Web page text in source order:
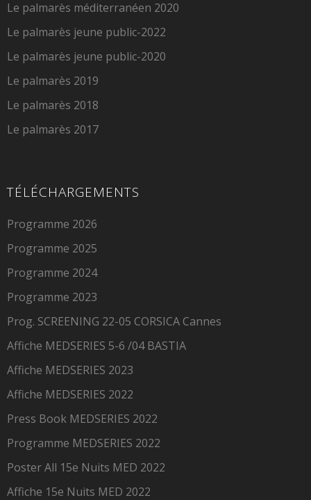
Le palmarès méditerranéen 2020
Le palmarès jeune public-2022
Le palmarès jeune public-2020
Le palmarès 2019
Le palmarès 2018
Le palmarès 2017
TÉLÉCHARGEMENTS
Programme 2026
Programme 2025
Programme 2024
Programme 2023
Prog. SCREENING 22-05 CORSICA Cannes
Affiche MEDSERIES 5-6 /04 BASTIA
Affiche MEDSERIES 2023
Affiche MEDSERIES 2022
Press Book MEDSERIES 2022
Programme MEDSERIES 2022
Poster All 15e Nuits MED 2022
Affiche 15e Nuits MED 2022